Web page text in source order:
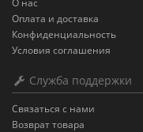
Оплата и доставка
Конфиденциальность
Условия соглашения
Служба поддержки
Связаться с нами
Возврат товара